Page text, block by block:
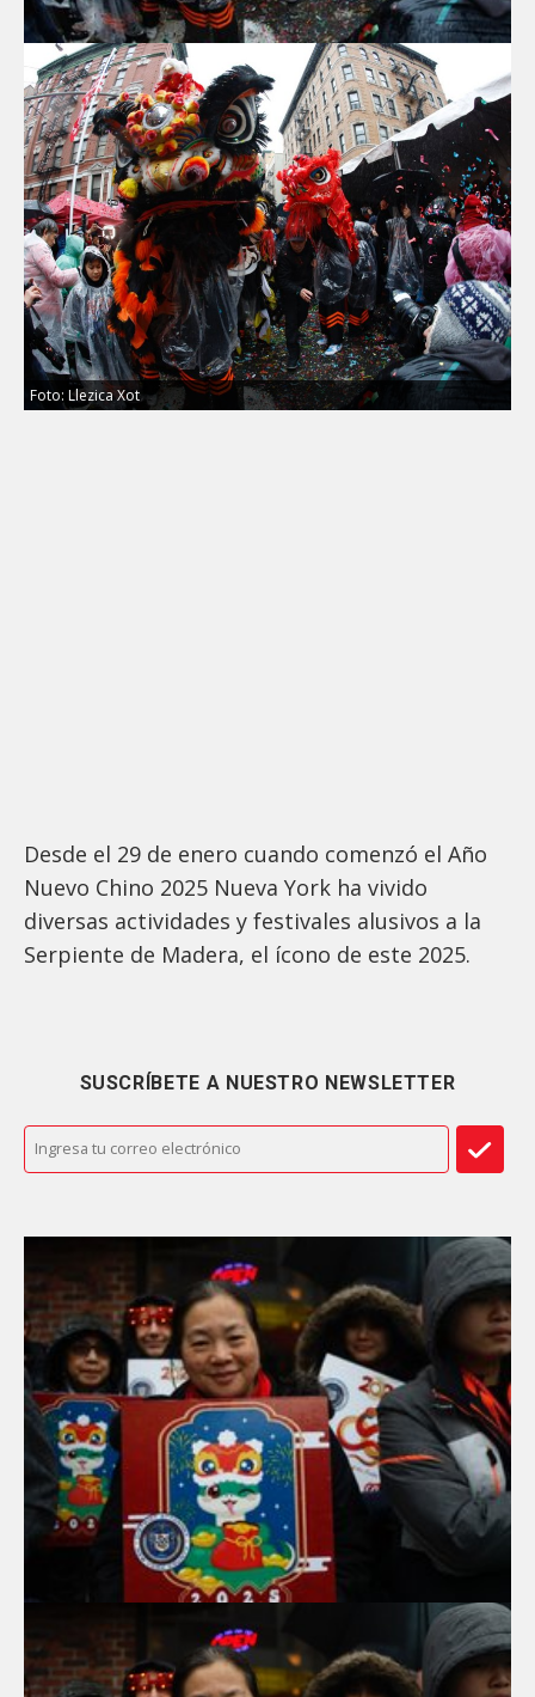
Foto: Llezica Xot
Desde el 29 de enero cuando comenzó el Año
Nuevo Chino 2025 Nueva York ha vivido
diversas actividades y festivales alusivos a la
Serpiente de Madera, el ícono de este 2025.
SUSCRÍBETE A NUESTRO NEWSLETTER